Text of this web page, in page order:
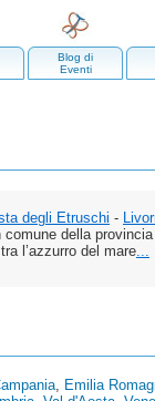
Blog di
Eventi
degli Etruschi -
della provincia
l’azzurro del mare...
, Emilia